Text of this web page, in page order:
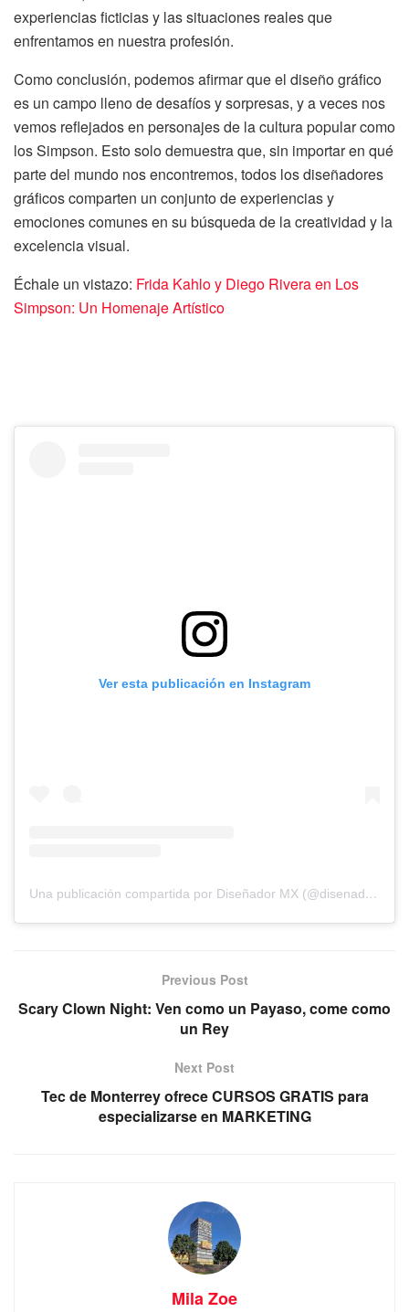
experiencias ficticias y las situaciones reales que
enfrentamos en nuestra profesión.
Como conclusión, podemos afirmar que el diseño gráfico
es un campo lleno de desafíos y sorpresas, y a veces nos
vemos reflejados en personajes de la cultura popular como
los Simpson. Esto solo demuestra que, sin importar en qué
parte del mundo nos encontremos, todos los diseñadores
gráficos comparten un conjunto de experiencias y
emociones comunes en su búsqueda de la creatividad y la
excelencia visual.
Échale un vistazo: Frida Kahlo y Diego Rivera en Los
Simpson: Un Homenaje Artístico
Ver esta publicación en Instagram
Una publicación compartida por Diseñador MX (@disenador.mx)
Previous Post
Scary Clown Night: Ven como un Payaso, come como
un Rey
Next Post
Tec de Monterrey ofrece CURSOS GRATIS para
especializarse en MARKETING
Mila Zoe